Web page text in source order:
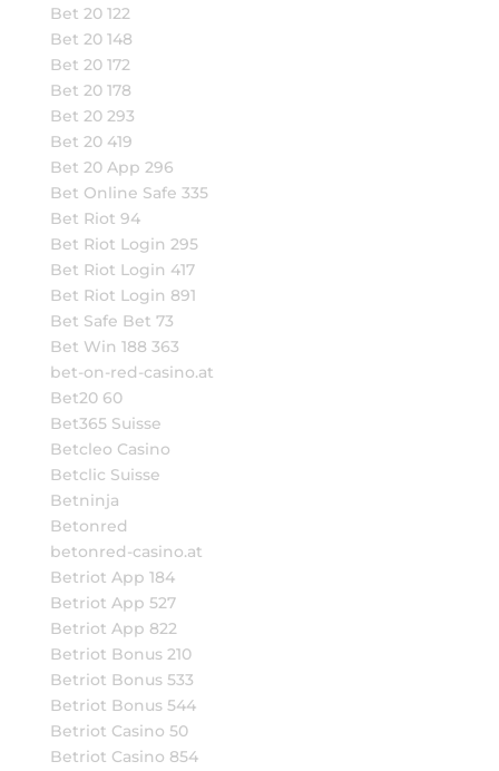
Bet 20 122
Bet 20 148
Bet 20 172
Bet 20 178
Bet 20 293
Bet 20 419
Bet 20 App 296
Bet Online Safe 335
Bet Riot 94
Bet Riot Login 295
Bet Riot Login 417
Bet Riot Login 891
Bet Safe Bet 73
Bet Win 188 363
bet-on-red-casino.at
Bet20 60
Bet365 Suisse
Betcleo Casino
Betclic Suisse
Betninja
Betonred
betonred-casino.at
Betriot App 184
Betriot App 527
Betriot App 822
Betriot Bonus 210
Betriot Bonus 533
Betriot Bonus 544
Betriot Casino 50
Betriot Casino 854